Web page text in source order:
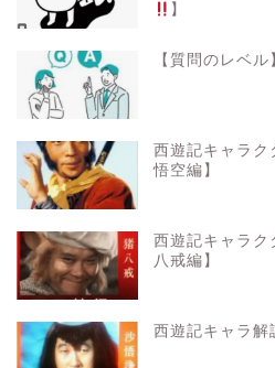
】
【質問のレベル
西遊記キャラク
悟空編】
西遊記キャラク
八戒編】
西遊記キャラ解